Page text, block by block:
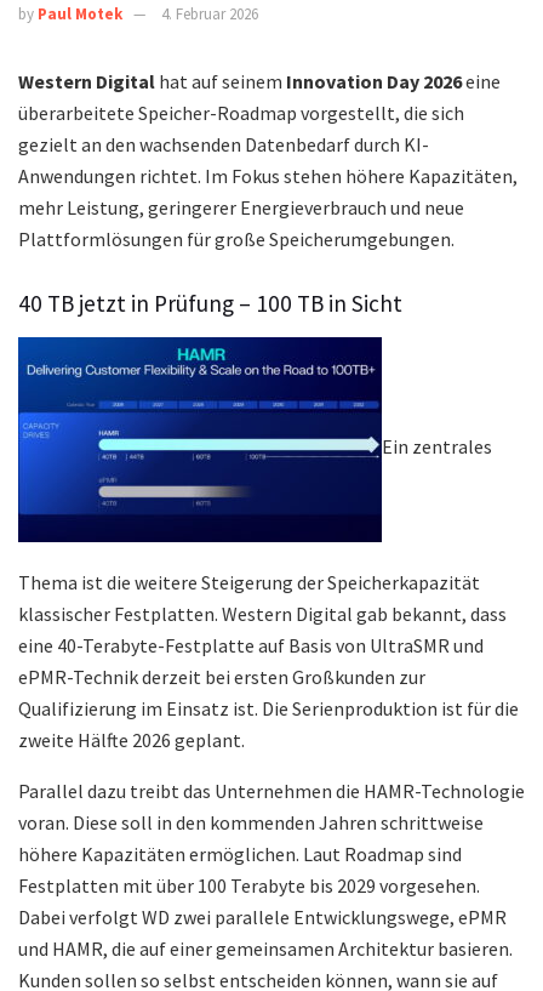
by Paul Motek 4. Februar 2026
Western Digital hat auf seinem Innovation Day 2026eine
überarbeitete Speicher-Roadmap vorgestellt, die sich
gezielt an den wachsenden Datenbedarf durch KI-
Anwendungen richtet. Im Fokus stehen höhere Kapazitäten,
mehr Leistung, geringerer Energieverbrauch und neue
Plattformlösungen für große Speicherumgebungen.
40 TB jetzt in Prüfung – 100 TB in Sicht
Ein zentrales
Thema ist die weitere Steigerung der Speicherkapazität
klassischer Festplatten. Western Digital gab bekannt, dass
eine 40-Terabyte-Festplatte auf Basis von UltraSMR und
ePMR-Technik derzeit bei ersten Großkunden zur
Qualifizierung im Einsatz ist. Die Serienproduktion ist für die
zweite Hälfte 2026 geplant.
Parallel dazu treibt das Unternehmen die HAMR-Technologie
voran. Diese soll in den kommenden Jahren schrittweise
höhere Kapazitäten ermöglichen. Laut Roadmap sind
Festplatten mit über 100 Terabyte bis 2029 vorgesehen.
Dabei verfolgt WD zwei parallele Entwicklungswege, ePMR
und HAMR, die auf einer gemeinsamen Architektur basieren.
Kunden sollen so selbst entscheiden können, wann sie auf